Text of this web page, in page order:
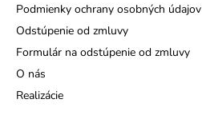
Podmienky ochrany osobných údajov
Odstúpenie od zmluvy
Formulár na odstúpenie od zmluvy
O nás
Realizácie